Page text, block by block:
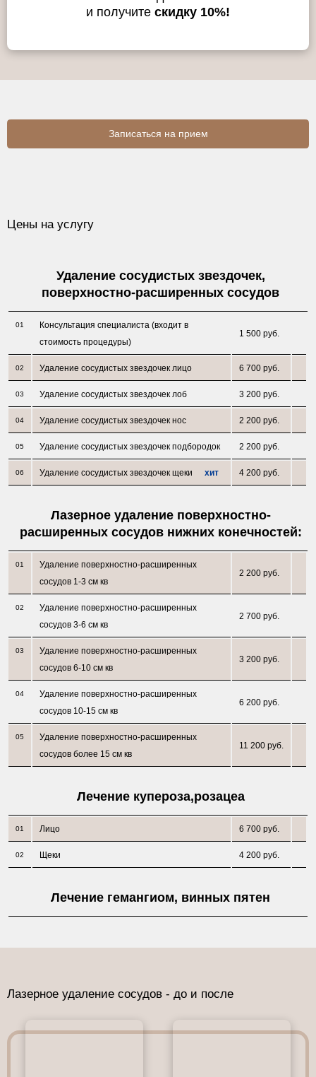
и получите скидку 10%!
Записаться на прием
Цены на услугу
Удаление сосудистых звездочек,
поверхностно-расширенных сосудов
01
Консультация специалиста (входит в
стоимость процедуры)
1 500 руб.
02 Удаление сосудистых звездочек лицо 6 700 руб.
03 Удаление сосудистых звездочек лоб 3 200 руб.
04 Удаление сосудистых звездочек нос 2 200 руб.
05 Удаление сосудистых звездочек подбородок 2 200 руб.
06 Удаление сосудистых звездочек щеки хит 4 200 руб.
Лазерное удаление поверхностно-
расширенных сосудов нижних конечностей:
01
Удаление поверхностно-расширенных
сосудов 1-3 см кв
2 200 руб.
02
Удаление поверхностно-расширенных
сосудов 3-6 см кв
2 700 руб.
03
Удаление поверхностно-расширенных
сосудов 6-10 см кв
3 200 руб.
04
Удаление поверхностно-расширенных
сосудов 10-15 см кв
6 200 руб.
05
Удаление поверхностно-расширенных
сосудов более 15 см кв
11 200 руб.
Лечение купероза,розацеа
01 Лицо 6 700 руб.
02 Щеки 4 200 руб.
Лечение гемангиом, винных пятен
Лазерное удаление сосудов - до и после